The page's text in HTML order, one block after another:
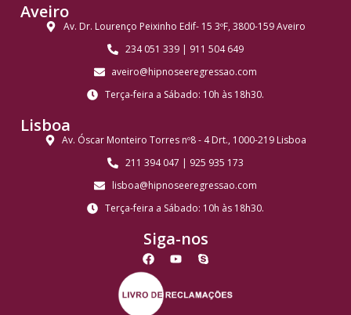
Aveiro
Av. Dr. Lourenço Peixinho Edif- 15 3ºF, 3800-159 Aveiro
234 051 339 | 911 504 649
aveiro@hipnoseeregressao.com
Terça-feira a Sábado: 10h às 18h30.
Lisboa
Av. Óscar Monteiro Torres nº8 - 4 Drt., 1000-219 Lisboa
211 394 047 | 925 935 173
lisboa@hipnoseeregressao.com
Terça-feira a Sábado: 10h às 18h30.
Siga-nos